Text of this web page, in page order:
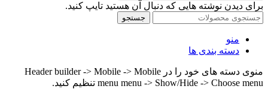
برای دیدن نوشته هایی که دنبال آن هستید تایپ کنید.
جستجو
منو
دسته بندی ها
منوی دسته های خود را در Header builder -> Mobile -> Mobile
menu menu -> Show/Hide -> Choose menu تنظیم کنید.